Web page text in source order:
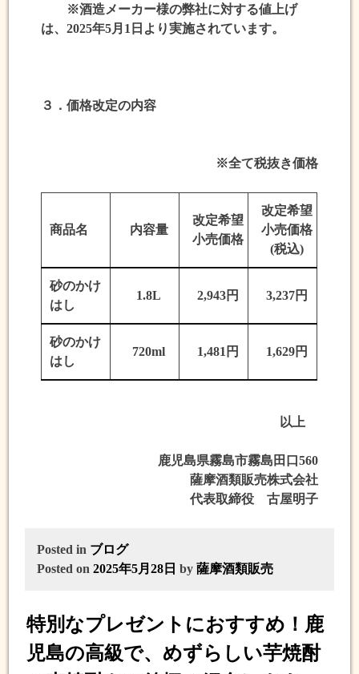
※酒造メーカー様の弊社に対する値上げ
は、2025年5月1日より実施されています。
３．価格改定の内容
※全て税抜き価格
商品名 内容量
改定希望
小売価格
改定希望
小売価格
(税込)
砂のかけ
はし
1.8L 2,943円 3,237円
砂のかけ
はし
720ml 1,481円 1,629円
以上
鹿児島県霧島市霧島田口560
薩摩酒類販売株式会社
代表取締役 古屋明子
Posted in ブログ
Posted on2025年5月28日 by薩摩酒類販売
特別なプレゼントにおすすめ！鹿
児島の高級で、めずらしい芋焼酎